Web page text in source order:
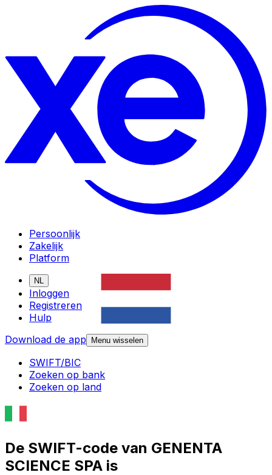
Persoonlijk
Zakelijk
Platform
NL
Inloggen
Registreren
Hulp
Download de app
Menu wisselen
SWIFT/BIC
Zoeken op bank
Zoeken op land
De SWIFT-code van GENENTA
SCIENCE SPA is